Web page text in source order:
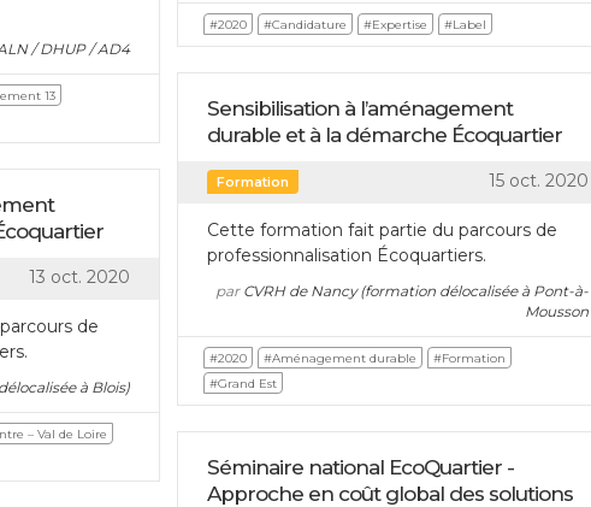
/ DHUP / AD4
13
#2020 #Candidature #Expertise #Label
Sensibilisation à l’aménagement
durable et à la démarche Écoquartier
Formation 15 oct. 2020
Cette formation fait partie du parcours de
professionnalisation Écoquartiers.
parCVRH de Nancy (formation délocalisée à Pont-à-
Mousson
#2020 #Aménagement durable
#Formation
#Grand Est
13 oct. 2020
de
à Blois)
– Val de Loire
Séminaire national EcoQuartier -
Approche en coût global des solutions